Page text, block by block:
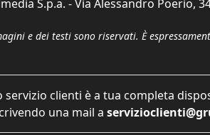
S.p.a. - Via Alessandro Poerio,
e dei testi sono riservati. È
clienti è a tua completa
una mail a